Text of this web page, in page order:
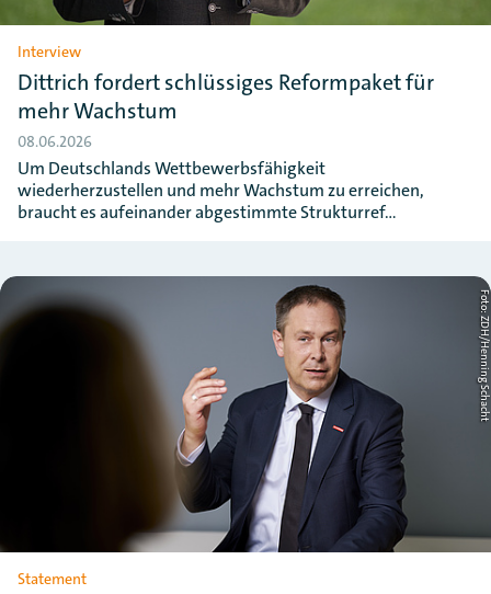
Interview
Dittrich fordert schlüssiges Reformpaket für
mehr Wachstum
08.06.2026
Um Deutschlands Wettbewerbsfähigkeit
wiederherzustellen und mehr Wachstum zu erreichen,
braucht es aufeinander abgestimmte Strukturref…
Foto: ZDH/Henning Schacht
Statement